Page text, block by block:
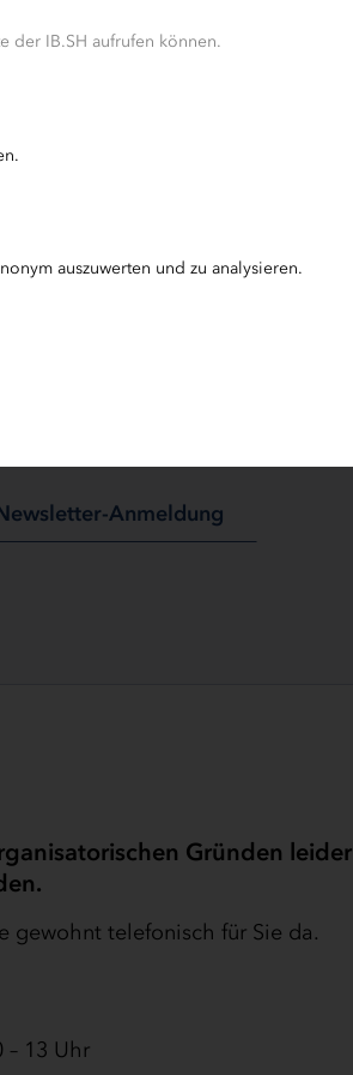
der IB.SH aufrufen können.
auszuwerten und zu analysieren.
keine wichtigen Informationen
Anmeldung
Gründen
gewohnt telefonisch für Sie da.
– 13 Uhr